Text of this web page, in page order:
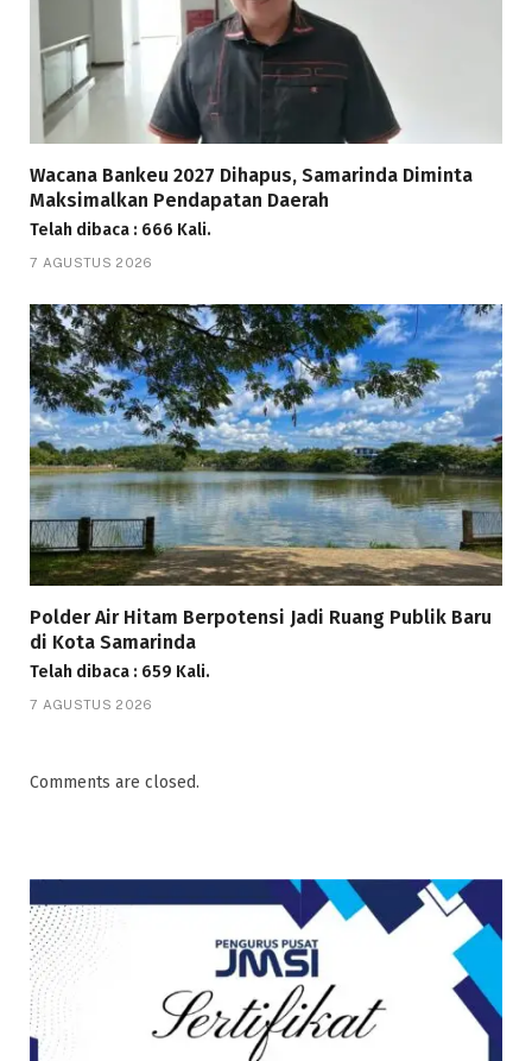
Wacana Bankeu 2027 Dihapus, Samarinda Diminta
Maksimalkan Pendapatan Daerah
Telah dibaca : 666 Kali.
7 AGUSTUS 2026
Polder Air Hitam Berpotensi Jadi Ruang Publik Baru
di Kota Samarinda
Telah dibaca : 659 Kali.
7 AGUSTUS 2026
Comments are closed.